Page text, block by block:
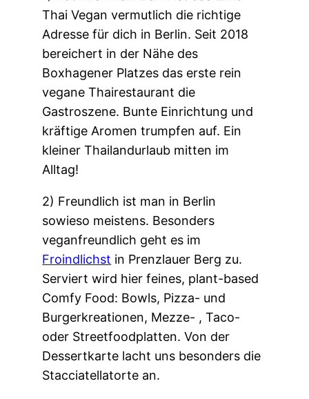
Thai Vegan vermutlich die richtige
Adresse für dich in Berlin. Seit 2018
bereichert in der Nähe des
Boxhagener Platzes das erste rein
vegane Thairestaurant die
Gastroszene. Bunte Einrichtung und
kräftige Aromen trumpfen auf. Ein
kleiner Thailandurlaub mitten im
Alltag!
2) Freundlich ist man in Berlin
sowieso meistens. Besonders
veganfreundlich geht es im
Froindlichst in Prenzlauer Berg zu.
Serviert wird hier feines, plant-based
Comfy Food: Bowls, Pizza- und
Burgerkreationen, Mezze- , Taco-
oder Streetfoodplatten. Von der
Dessertkarte lacht uns besonders die
Stacciatellatorte an.